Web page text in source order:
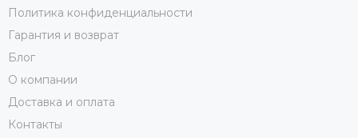
Политика конфиденциальности
Гарантия и возврат
Блог
О компании
Доставка и оплата
Контакты